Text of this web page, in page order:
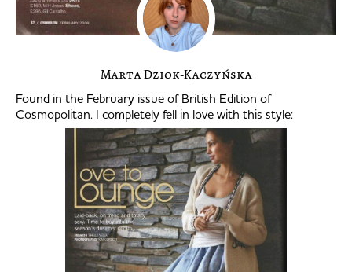
Marta Dziok-Kaczyńska
Found in the February issue of British Edition of
Cosmopolitan. I completely fell in love with this style: